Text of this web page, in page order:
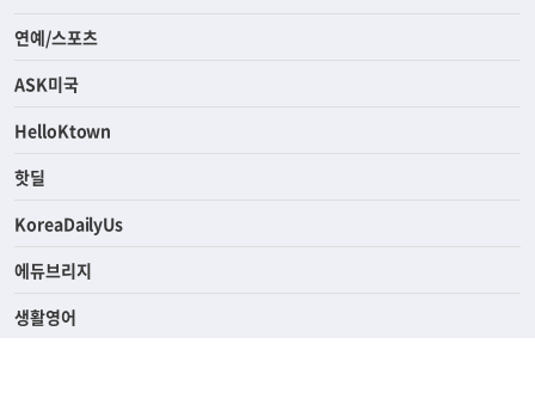
라이프
연예/스포츠
ASK미국
HelloKtown
핫딜
KoreaDailyUs
에듀브리지